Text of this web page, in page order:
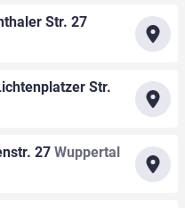
Str. 27
Str.
27 Wuppertal